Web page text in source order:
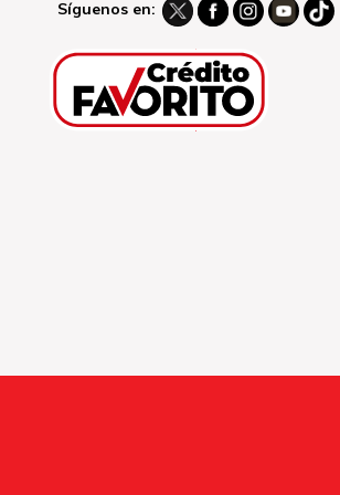
Síguenos en: